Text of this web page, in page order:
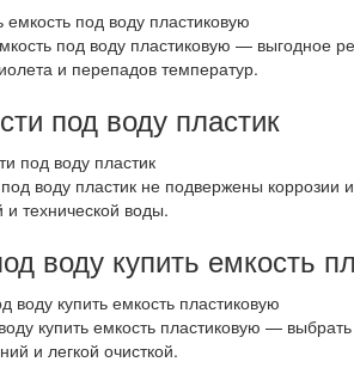
под воду пластиковую — выгодное
и перепадов температур.
под воду пластик
воду пластик не подвержены коррозии
и технической воды.
воду купить емкость
купить емкость пластиковую —
и легкой очисткой.